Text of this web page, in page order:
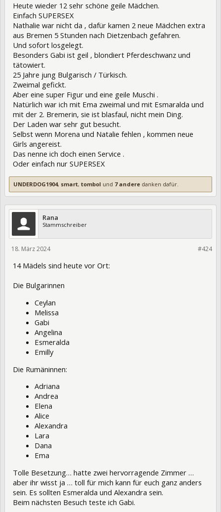
Heute wieder 12 sehr schöne geile Mädchen.
Einfach SUPERSEX
Nathalie war nicht da , dafür kamen 2 neue Mädchen extra
aus Bremen 5 Stunden nach Dietzenbach gefahren.
Und sofort losgelegt.
Besonders Gabi ist geil , blondiert Pferdeschwanz und
tätowiert.
25 Jahre jung Bulgarisch / Türkisch.
Zweimal gefickt.
Aber eine super Figur und eine geile Muschi .
Natürlich war ich mit Ema zweimal und mit Esmaralda und
mit der 2. Bremerin, sie ist blasfaul, nicht mein Ding.
Der Laden war sehr gut besucht.
Selbst wenn Morena und Natalie fehlen , kommen neue
Girls angereist.
Das nenne ich doch einen Service .
Oder einfach nur SUPERSEX
UNDERDOG1904, smart, tombol und 7 andere danken dafür.
Rana
Stammschreiber
#424
18. März 2024
14 Mädels sind heute vor Ort:
Die Bulgarinnen
Ceylan
Melissa
Gabi
Angelina
Esmeralda
Emilly
Die Rumäninnen:
Adriana
Andrea
Elena
Alice
Alexandra
Lara
Dana
Ema
Tolle Besetzung… hatte zwei hervorragende Zimmer …
aber ihr wisst ja … toll für mich kann für euch ganz anders
sein. Es sollten Esmeralda und Alexandra sein.
Beim nächsten Besuch teste ich Gabi.